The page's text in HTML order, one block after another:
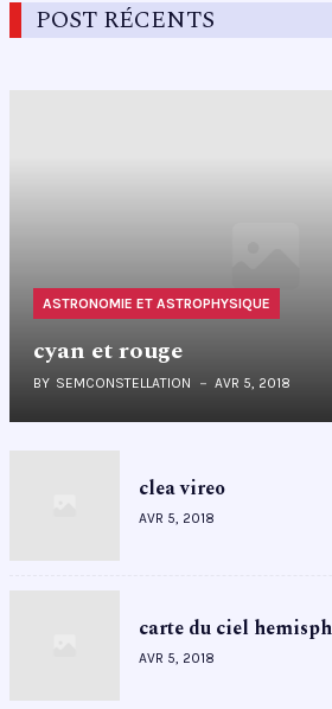
POST RÉCENTS
ASTRONOMIE ET ASTROPHYSIQUE
cyan et rouge
BY SEMCONSTELLATION AVR 5, 2018
clea vireo
AVR 5, 2018
carte du ciel
AVR 5, 2018